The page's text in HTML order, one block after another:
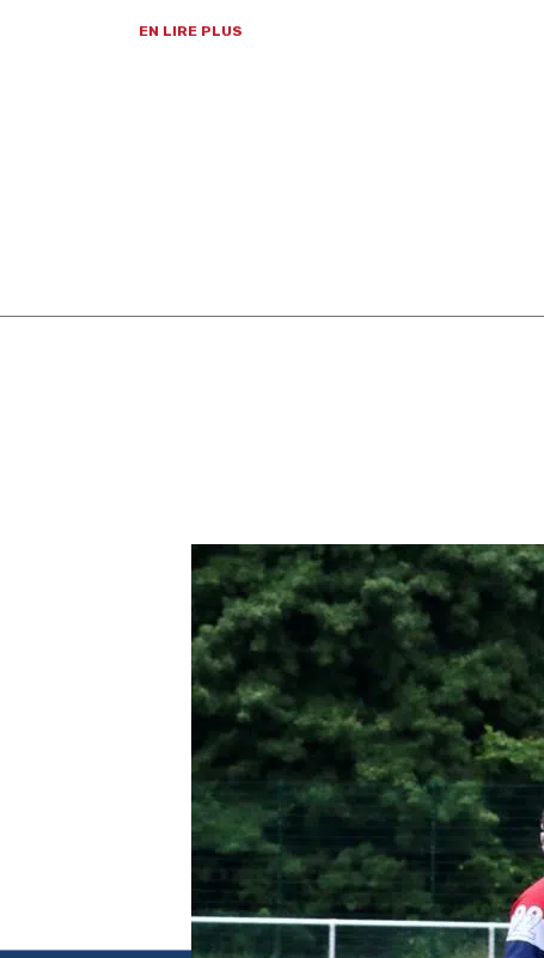
EN LIRE PLUS